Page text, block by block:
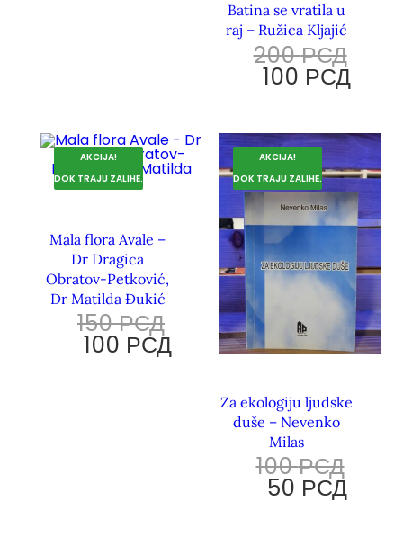
Batina se vratila u
raj – Ružica Kljajić
200РСД
100 РСД
AKCIJA!
DOK TRAJU ZALIHE.
Mala flora Avale –
Dr Dragica
Obratov-Petković,
Dr Matilda Đukić
150РСД
100 РСД
AKCIJA!
DOK TRAJU ZALIHE.
Za ekologiju ljudske
duše – Nevenko
Milas
100РСД
50 РСД